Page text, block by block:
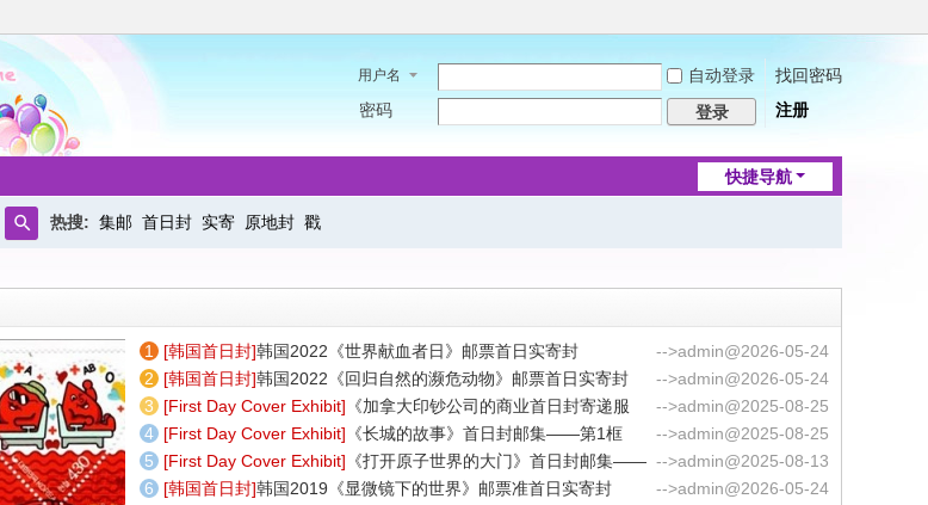
用户名 自动登录
找回密码
密码
登录 注册
快捷导航
索
热搜: 集邮 首日封 实寄 原地封 戳
-->admin@2026-05-24
[韩国首日封]韩国2022《世界献血者日》邮票首日实寄封
-->admin@2026-05-24
[韩国首日封]韩国2022《回归自然的濒危动物》邮票首日实寄封
-->admin@2025-08-25
[First Day Cover Exhibit] 《加拿大印钞公司的商业首日封寄递服
务》邮
-->admin@2025-08-25
[First Day Cover Exhibit] 《长城的故事》首日封邮集——第1框
-->admin@2025-08-13
[First Day Cover Exhibit] 《打开原子世界的大门》首日封邮集——
第1
-->admin@2026-05-24
[韩国首日封]韩国2019《显微镜下的世界》邮票准首日实寄封